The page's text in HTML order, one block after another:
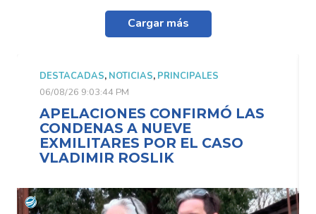
Cargar más
DESTACADAS, NOTICIAS, PRINCIPALES
06/08/26 9:03:44 PM
APELACIONES CONFIRMÓ LAS
CONDENAS A NUEVE
EXMILITARES POR EL CASO
VLADIMIR ROSLIK